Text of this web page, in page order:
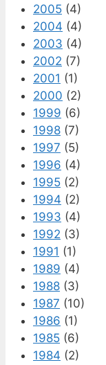
2005 (4)
2004 (4)
2003 (4)
2002 (7)
2001 (1)
2000 (2)
1999 (6)
1998 (7)
1997 (5)
1996 (4)
1995 (2)
1994 (2)
1993 (4)
1992 (3)
1991 (1)
1989 (4)
1988 (3)
1987 (10)
1986 (1)
1985 (6)
1984 (2)